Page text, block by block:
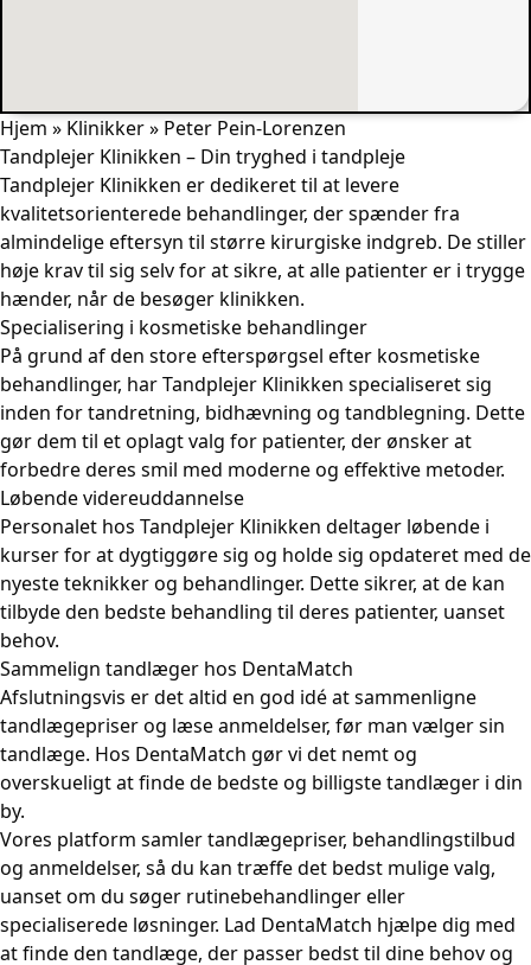
Hjem » Klinikker» Peter Pein-Lorenzen
Tandplejer Klinikken – Din tryghed i tandpleje
Tandplejer Klinikken er dedikeret til at levere
kvalitetsorienterede behandlinger, der spænder fra
almindelige eftersyn til større kirurgiske indgreb. De stiller
høje krav til sig selv for at sikre, at alle patienter er i trygge
hænder, når de besøger klinikken.
Specialisering i kosmetiske behandlinger
På grund af den store efterspørgsel efter kosmetiske
behandlinger, har Tandplejer Klinikken specialiseret sig
inden for tandretning, bidhævning og tandblegning. Dette
gør dem til et oplagt valg for patienter, der ønsker at
forbedre deres smil med moderne og effektive metoder.
Løbende videreuddannelse
Personalet hos Tandplejer Klinikken deltager løbende i
kurser for at dygtiggøre sig og holde sig opdateret med de
nyeste teknikker og behandlinger. Dette sikrer, at de kan
tilbyde den bedste behandling til deres patienter, uanset
behov.
Sammelign tandlæger hos DentaMatch
Afslutningsvis er det altid en god idé at sammenligne
tandlægepriser og læse anmeldelser, før man vælger sin
tandlæge. Hos DentaMatch gør vi det nemt og
overskueligt at finde de bedste og billigste tandlæger i din
by.
Vores platform samler tandlægepriser, behandlingstilbud
og anmeldelser, så du kan træffe det bedst mulige valg,
uanset om du søger rutinebehandlinger eller
specialiserede løsninger. Lad DentaMatch hjælpe dig med
at finde den tandlæge, der passer bedst til dine behov og